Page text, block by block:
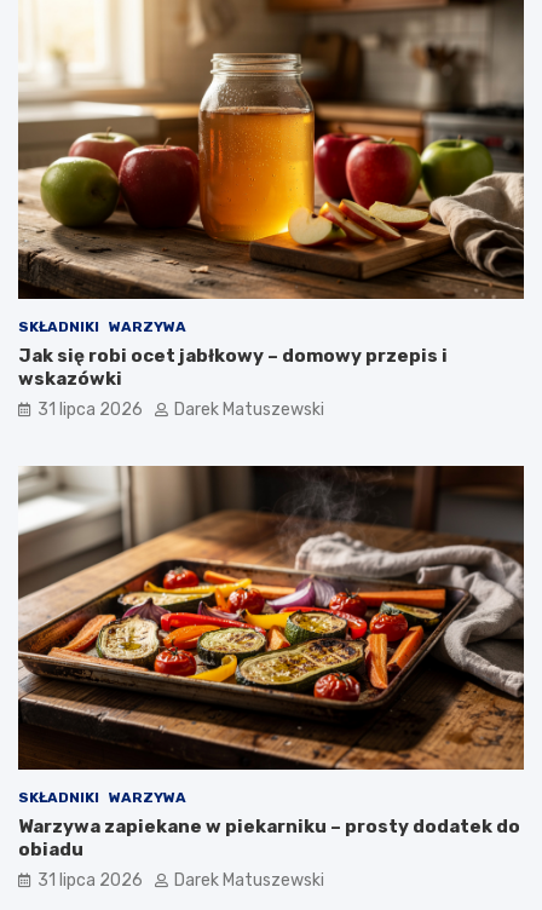
SKŁADNIKI WARZYWA
Jak się robi ocet jabłkowy – domowy przepis i
wskazówki
31 lipca 2026 Darek Matuszewski
SKŁADNIKI WARZYWA
Warzywa zapiekane w piekarniku – prosty dodatek do
obiadu
31 lipca 2026 Darek Matuszewski